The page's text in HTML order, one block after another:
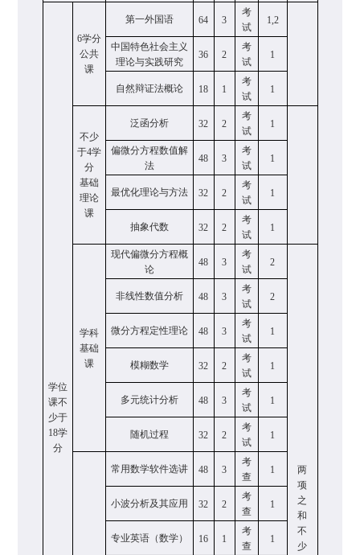
学位
课不
少于
18学
分
6学分
公共
课
第一外国语 64 3
考
试
1,2
中国特色社会主义
理论与实践研究
36 2
考
试
1
自然辩证法概论 18 1
考
试
1
不少
于4学
分
基础
理论
课
泛函分析 32 2
考
试
1
偏微分方程数值解
法
48 3
考
试
1
最优化理论与方法 32 2
考
试
1
抽象代数 32 2
考
试
1
学科
基础
课
现代偏微分方程概
论
48 3
考
试
2
两
项
之
和
不
少
非线性数值分析 48 3
考
试
2
微分方程定性理论 48 3
考
试
1
模糊数学 32 2
考
试
1
多元统计分析 48 3
考
试
1
随机过程 32 2
考
试
1
常用数学软件选讲 48 3
考
查
1
小波分析及其应用 32 2
考
查
1
专业英语（数学） 16 1
考
查
1